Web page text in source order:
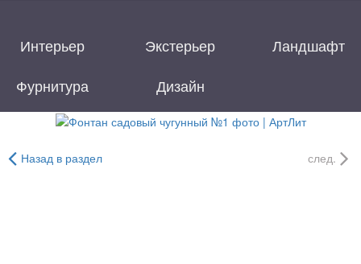
Интерьер Экстерьер
Ландшафт
Фурнитура
Дизайн
след.
Назад в раздел